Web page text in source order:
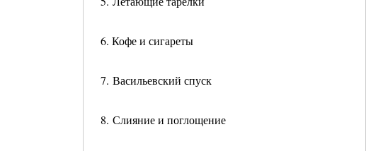
6. Кофе и сигареты
7. Васильевский спуск
8. Слияние и поглощение